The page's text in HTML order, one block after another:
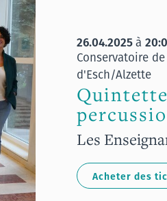
26.04.2025à
Conservatoire
d'Esch/Alzette
Les
Acheter des